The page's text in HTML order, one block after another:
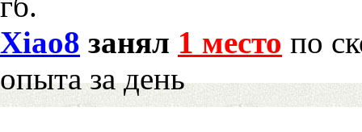
Xiao8 занял 1 место по
опыта за день